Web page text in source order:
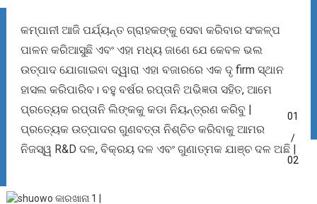
କମ୍ପାନୀ ଆଜି ପର୍ଯ୍ୟନ୍ତ ଗ୍ରାହକଙ୍କୁ ସେବା କରିବାର ସଂକଳ୍ପ
ପାଳନ କରିଆସୁଛି ଏବଂ ଏହା ମଧ୍ୟ ଜାଣେ ଯେ କେବଳ ଭଲ
ଉତ୍ପାଦ ଯୋଗାଇବା ଦ୍ୱାରା ଏହା ବଜାରରେ ଏକ ଦୃ firm ସ୍ଥାନ
ହାସଲ କରିପାରିବ। ବହୁ ବର୍ଷର ରପ୍ତାନି ଅଭିଜ୍ଞତା ସହିତ, ଆମେ
ପ୍ରତ୍ୟେକ ରପ୍ତାନି ଲିଙ୍କକୁ କଡା ନିୟନ୍ତ୍ରଣ କରିବୁ |
ପ୍ରତ୍ୟେକ ଉତ୍ପାଦର ଗୁଣବତ୍ତା ନିଶ୍ଚିତ କରିବାକୁ ଆମର
ନିଜସ୍ୱ R&D ଦଳ, ବିକ୍ରୟ ଦଳ ଏବଂ ଗୁଣାତ୍ମକ ଯାଞ୍ଚ ଦଳ ଅଛି |
01
/
02